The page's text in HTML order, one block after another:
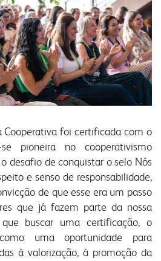
nossa cultura
autoavaliação
fale conosco
foi certificada com o
pioneira no cooperativismo
desafio de conquistar o selo Nós
e senso de responsabilidade,
de que esse era um passo
que já fazem parte da nossa
buscar uma certificação, o
uma oportunidade para
à valorização, à promoção da